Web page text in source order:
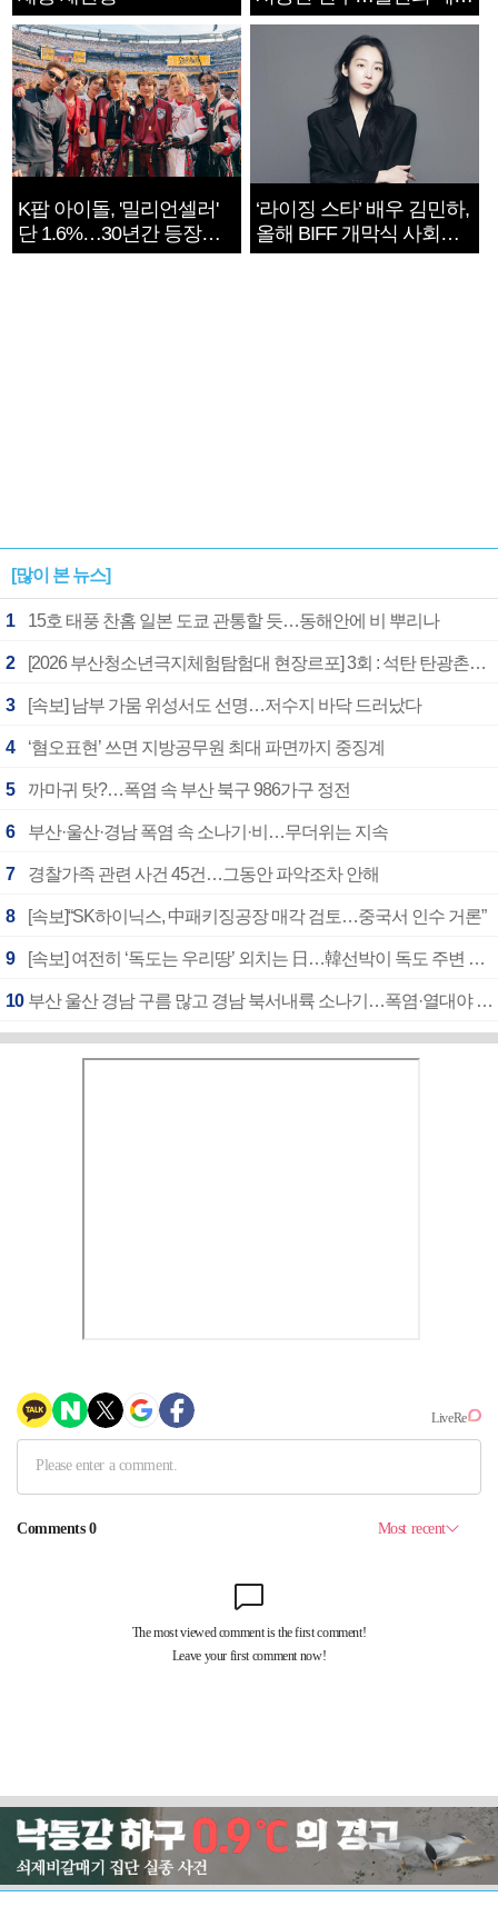
지는 ‘전쟁 속죄’
K팝 아이돌, '밀리언셀러'
단 1.6%…30년간 등장
1182개팀 전수조사
‘라이징 스타’ 배우 김민하,
올해 BIFF 개막식 사회자
확정
[많이 본 뉴스]
1 15호 태풍 찬홈 일본 도쿄 관통할 듯…동해안에 비 뿌리나
2 [2026 부산청소년극지체험탐험대 현장르포] 3회 : 석탄 탄광촌에서 북극 연구의 중심지로
3 [속보] 남부 가뭄 위성서도 선명…저수지 바닥 드러났다
4 ‘혐오표현’ 쓰면 지방공무원 최대 파면까지 중징계
5 까마귀 탓?…폭염 속 부산 북구 986가구 정전
6 부산·울산·경남 폭염 속 소나기·비…무더위는 지속
7 경찰가족 관련 사건 45건…그동안 파악조차 안해
8 [속보]“SK하이닉스, 中패키징공장 매각 검토…중국서 인수 거론”
9 [속보] 여전히 ‘독도는 우리땅’ 외치는 日…韓선박이 독도 주변 해양조사 활동하자 반발
10 부산 울산 경남 구름 많고 경남 북서내륙 소나기…폭염·열대야 계속